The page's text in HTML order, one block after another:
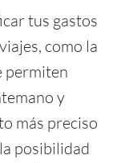
tus gastos
como la
permiten
y
más preciso
posibilidad